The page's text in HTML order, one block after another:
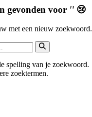
gevonden voor '' 😢
met een nieuw zoekwoord.
spelling van je zoekwoord.
zoektermen.